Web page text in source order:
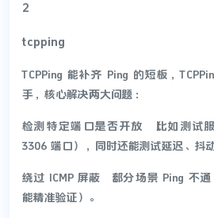
2
tcpping
TCPPing 能补齐 Ping 的短板，
手，核心解决两大问题：
检测特定端口是否开放（比如测试
3306 端口），同时还能测试延迟、抖动
绕过 ICMP 屏蔽（部分场景 Ping 不通
能精准验证）。